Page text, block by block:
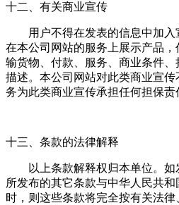
十二、有关商业宣传
用户不得在发表的信息中加入
在本公司网站的服务上展示产品
输货物、付款、服务、商业条件
描述。本公司网站对此类商业宣
务为此类商业宣传承担任何担保责
十三、条款的法律解释
以上条款解释权归本单位。如
所发布的其它条款与中华人民共
时，则这些条款将完全按有关法